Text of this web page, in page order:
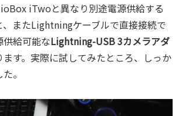
iTwoと異なり別途電源供給する
またLightningケーブルで直接接続で
供給可能なLightning-USB 3カメラアダ
す。実際に試してみたところ、しっか
。